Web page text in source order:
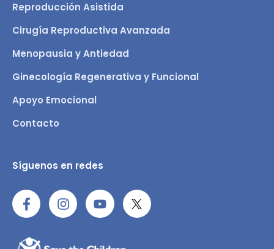
Reproducción Asistida
Cirugía Reproductiva Avanzada
Menopausia y Antiedad
Ginecología Regenerativa y Funcional
Apoyo Emocional
Contacto
Síguenos en redes